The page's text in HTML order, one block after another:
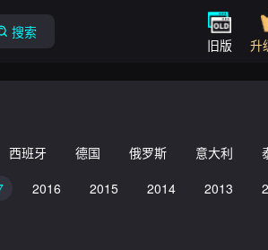
搜索
旧版 升
西班牙 德国 俄罗斯 意大利
2016 2015 2014 2013